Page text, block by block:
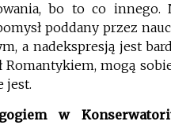
bo to co innego.
poddany przez
a nadekspresją jest
Romantykiem, mogą
jest.
w